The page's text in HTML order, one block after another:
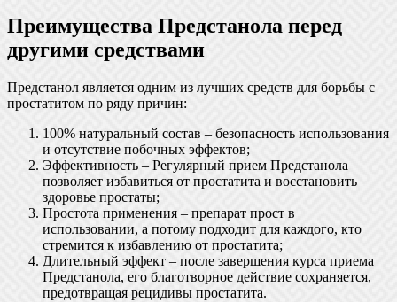
Преимущества Предстанола перед
другими средствами
Предстанол является одним из лучших средств для борьбы с
простатитом по ряду причин:
100% натуральный состав – безопасность использования
и отсутствие побочных эффектов;
Эффективность – Регулярный прием Предстанола
позволяет избавиться от простатита и восстановить
здоровье простаты;
Простота применения – препарат прост в
использовании, а потому подходит для каждого, кто
стремится к избавлению от простатита;
Длительный эффект – после завершения курса приема
Предстанола, его благотворное действие сохраняется,
предотвращая рецидивы простатита.